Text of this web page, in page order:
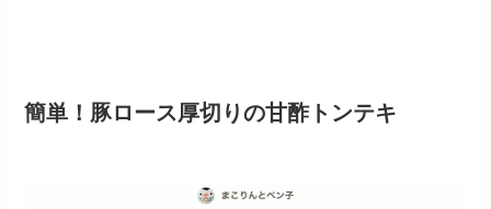
簡単！豚ロース厚切りの甘酢トンテキ